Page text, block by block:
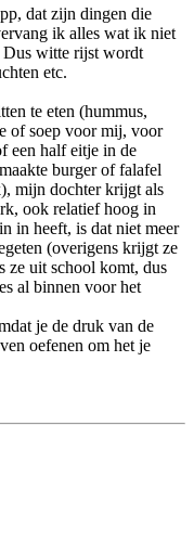
dat zijn dingen die
ik alles wat ik niet
Dus witte rijst wordt
etc.
te eten (hummus,
of soep voor mij, voor
een half eitje in de
burger of falafel
mijn dochter krijgt als
ook relatief hoog in
in heeft, is dat niet meer
(overigens krijgt ze
ze uit school komt, dus
al binnen voor het
je de druk van de
oefenen om het je